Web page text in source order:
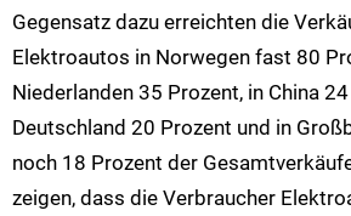
Gegensatz dazu erreichten die
Elektroautos in Norwegen fast 80
Niederlanden 35 Prozent, in China
Deutschland 20 Prozent und in
noch 18 Prozent der
zeigen, dass die Verbraucher